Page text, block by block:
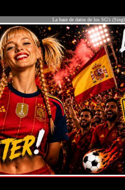
La base de datos de los SG's